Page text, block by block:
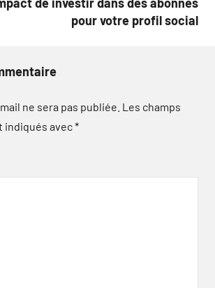
pour votre profil social
ne sera pas publiée. Les champs
indiqués avec*